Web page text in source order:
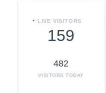
LIVE VISITORS
159
482
VISITORS TODAY